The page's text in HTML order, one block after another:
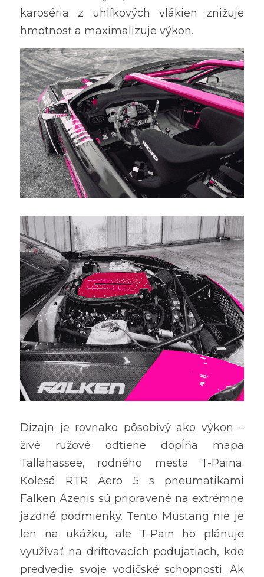
karoséria z uhlíkových vlákien znižuje
hmotnosť a maximalizuje výkon.
Dizajn je rovnako pôsobivý ako výkon –
živé ružové odtiene dopĺňa mapa
Tallahassee, rodného mesta T-Paina.
Kolesá RTR Aero 5 s pneumatikami
Falken Azenis sú pripravené na extrémne
jazdné podmienky. Tento Mustang nie je
len na ukážku, ale T-Pain ho plánuje
využívať na driftovacích podujatiach, kde
predvedie svoje vodičské schopnosti. Ak